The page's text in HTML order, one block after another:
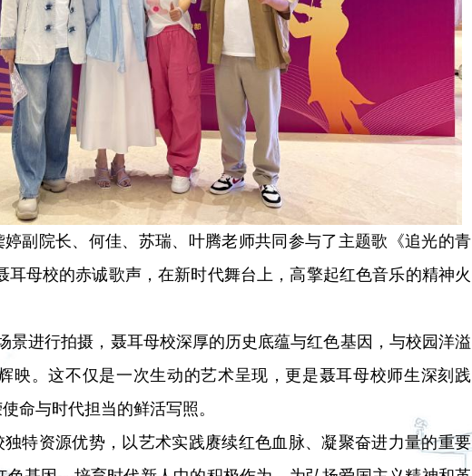
副院长、何佳、苏瑞、叶腾老师共同参与了主题歌《追光的青
母校的赤诚歌声，在新时代舞台上，高擎起红色音乐的精神火
景进行拍摄，聂耳母校深厚的历史底蕴与红色基因，与校园洋溢
映。这不仅是一次生动的艺术呈现，更是聂耳母校师生深刻践
命与时代担当的鲜活写照。
特资源优势，以艺术实践赓续红色血脉、凝聚奋进力量的重要